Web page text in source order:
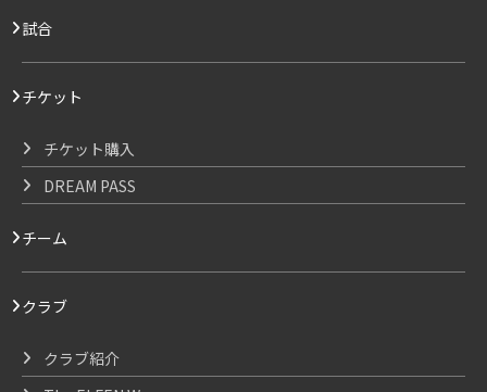
試合
チケット
チケット購入
DREAM PASS
チーム
クラブ
クラブ紹介